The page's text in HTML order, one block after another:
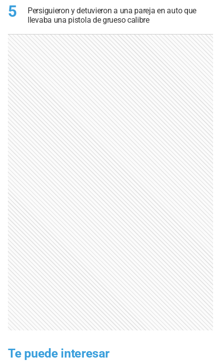
5
Persiguieron y detuvieron a una pareja en auto que
llevaba una pistola de grueso calibre
Te puede interesar